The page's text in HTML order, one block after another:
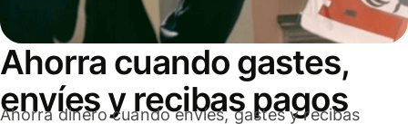
Ahorra cuando gastes,
envíes y recibas pagos
Ahorra dinero cuando envíes, gastes y recibas